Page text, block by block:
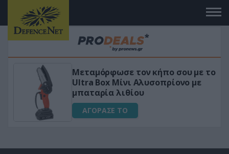
«Μαγική» φόρμουλα τριβόλι + VIP
για αύξηση της λίμπιντο
ΑΓΟΡΑΣΕ ΤΟ